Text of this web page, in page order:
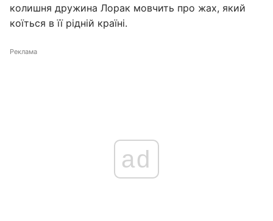
колишня дружина Лорак мовчить про жах, який
коїться в її рідній країні.
Реклама
ad